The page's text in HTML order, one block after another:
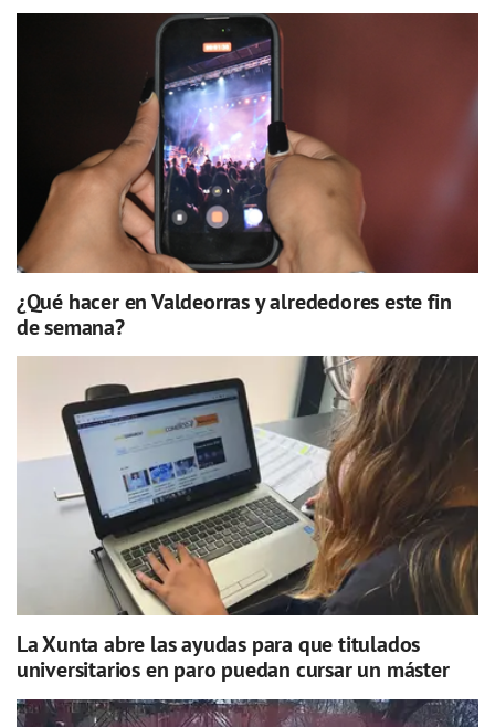
¿Qué hacer en Valdeorras y alrededores este fin
de semana?
La Xunta abre las ayudas para que titulados
universitarios en paro puedan cursar un máster